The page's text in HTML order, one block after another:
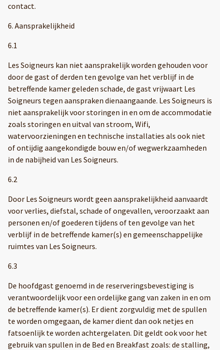
contact.
6. Aansprakelijkheid
6.1
Les Soigneurs kan niet aansprakelijk worden gehouden voor
door de gast of derden ten gevolge van het verblijf in de
betreffende kamer geleden schade, de gast vrijwaart Les
Soigneurs tegen aanspraken dienaangaande. Les Soigneurs is
niet aansprakelijk voor storingen in en om de accommodatie
zoals storingen en uitval van stroom, Wifi,
watervoorzieningen en technische installaties als ook niet
of ontijdig aangekondigde bouw en/of wegwerkzaamheden
in de nabijheid van Les Soigneurs.
6.2
Door Les Soigneurs wordt geen aansprakelijkheid aanvaardt
voor verlies, diefstal, schade of ongevallen, veroorzaakt aan
personen en/of goederen tijdens of ten gevolge van het
verblijf in de betreffende kamer(s) en gemeenschappelijke
ruimtes van Les Soigneurs.
6.3
De hoofdgast genoemd in de reserveringsbevestiging is
verantwoordelijk voor een ordelijke gang van zaken in en om
de betreffende kamer(s). Er dient zorgvuldig met de spullen
te worden omgegaan, de kamer dient dan ook netjes en
fatsoenlijk te worden achtergelaten. Dit geldt ook voor het
gebruik van spullen in de Bed en Breakfast zoals: de stalling,